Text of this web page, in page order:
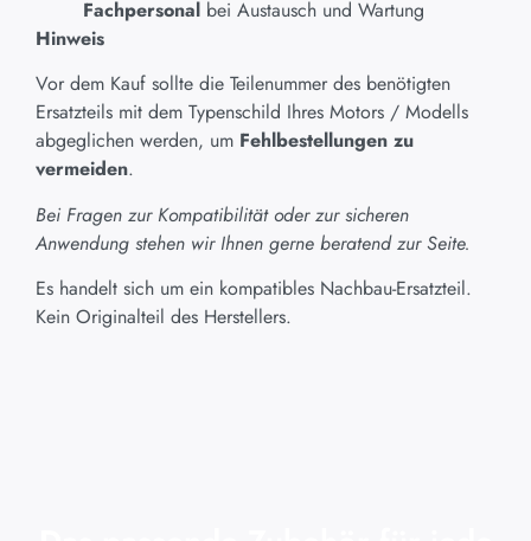
Fachpersonal bei Austausch und Wartung
Hinweis
Vor dem Kauf sollte die Teilenummer des benötigten
Ersatzteils mit dem Typenschild Ihres Motors / Modells
abgeglichen werden, um Fehlbestellungen zu
vermeiden.
Bei Fragen zur Kompatibilität oder zur sicheren
Anwendung stehen wir Ihnen gerne beratend zur Seite.
Es handelt sich um ein kompatibles Nachbau-Ersatzteil.
Kein Originalteil des Herstellers.